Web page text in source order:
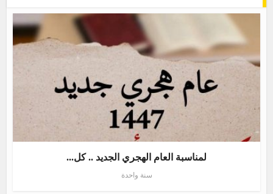
لمناسبة العام الهجري الجديد .. كل...
سنة واحدة